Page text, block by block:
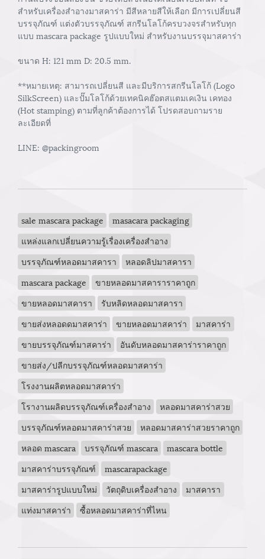
สำหรับเครื่องสำอางมาสคาร่า มีสีหลายสีให้เลือก มีการเปลี่ยนสี
บรรจุภัณฑ์ แต่งตัวบรรจุภัณฑ์ สกรีนโลโก้ครบวงจรสำหรับทุก
แบบ mascara package รูปแบบใหม่ สำหรับงานบรรจุมาสคาร่า
ขนาด H: 121 mm D: 20.5 mm.
**หมายเหตุ: สามารถเปลี่ยนสี และมีบริการสกรีนโลโก้ (Logo
SilkScreen) และปั๊มโลโก้ด้วยเทคนิคฮ๊อตสแตมเคเงิน เคทอง
(Hot stamping) ตามที่ลูกค้าต้องการได้ โปรดสอบถามราย
ละเอียดที่
LINE: @packingroom
sale mascara package
masacara packaging
แหล่งแลกเปลี่ยนความรู้เรื่องเครื่องสำอาง
บรรจุภัณฑ์หลอดมาสคารา
หลอดลิปมาสคารา
mascara package
ขายหลอดมาสคาราราคาถูก
ขายหลอดมาสคารา
รับหลิดหลอดมาสคารา
ขายส่งหลอดดมาสคาร่า
ขายหลอดมาสคาร่า
มาสคาร่า
ขายบรรจุภัณฑ์มาสคาร่า
อันดับหลอดมาสคาร่าราคาถูก
ขายส่ง/ปลีกบรรจุภัณฑ์หลอดมาสคาร่า
โรงงานผลิตหลอดมาสคาร่า
โรางานผลิดบรรจุภัณฑ์เครื่องสำอาง
หลอดมาสคาร่าสวย
บรรจุภัณฑ์หลอดมาสคาร่าสวย
หลอดมาสคาร่าสวยราคาถูก
หลอด mascara
บรรจุภัณฑ์ mascara
mascara bottle
มาสคาร่าบรรจุภัณฑ์
mascarapackage
มาสคาร่ารูปแบบใหม่
วัตถุดิบเครื่องสำอาง
มาสคารา
แท่งมาสคาร่า
ซื้อหลอดมาสคาร่าที่ไหน